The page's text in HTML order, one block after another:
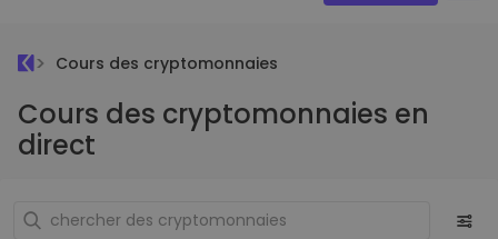
Cours des cryptomonnaies
Cours des cryptomonnaies en
direct